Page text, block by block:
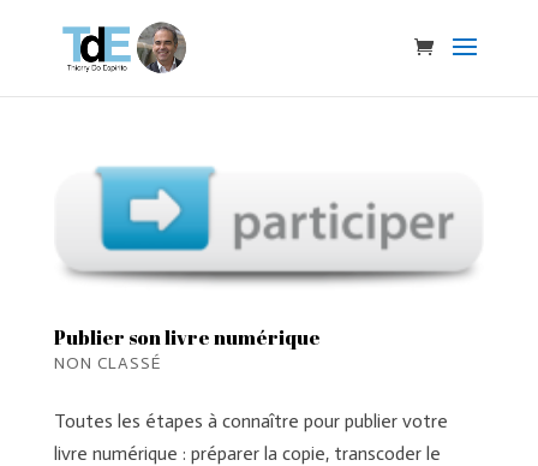
Publier son livre numérique
NON CLASSÉ
Toutes les étapes à connaître pour publier votre
livre numérique : préparer la copie, transcoder le